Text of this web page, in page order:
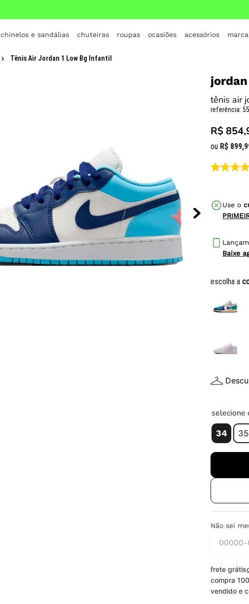
chinelos e sandálias chuteiras roupas ocasiões acessórios
Tênis Air Jordan 1 Low Bg Infantil
jordan
tênis air
referência:
R$
ou R$ 899,
Use o
Baixe
escolha a
selecione
34 35
Não sei
frete grátis
compra
vendido e
TERMOS MAIS BUSCADOS
7º
all star
8º
vans
tênis infantil
10º chuteira